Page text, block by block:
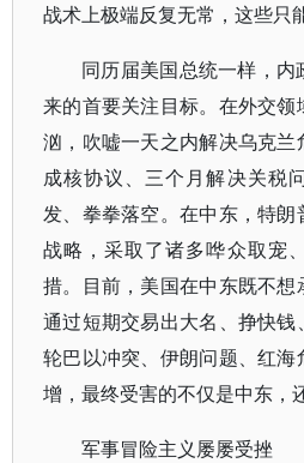
战术上极端反复无常，这些只
同历届美国总统一样，
来的首要关注目标。在外交
汹，吹嘘一天之内解决乌克
成核协议、三个月解决关税
发、拳拳落空。在中东，特
战略，采取了诸多哗众取宠
措。目前，美国在中东既不
通过短期交易出大名、挣快
轮巴以冲突、伊朗问题、红
增，最终受害的不仅是中东，
军事冒险主义屡屡受挫